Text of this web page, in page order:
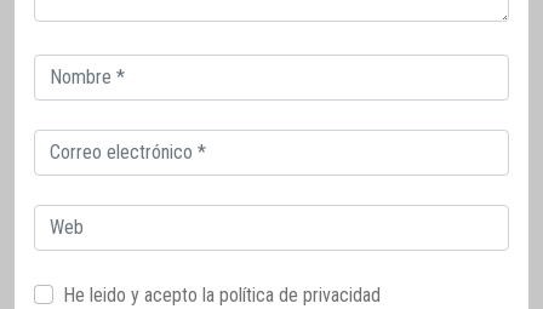
Correo
electrónico
Correo
electrónico
Web
He leido y acepto la política de privacidad